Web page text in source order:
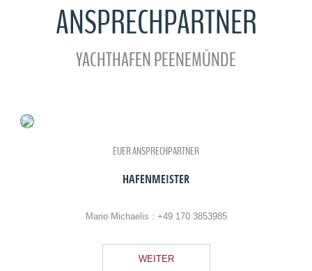
ANSPRECHPARTNER
YACHTHAFEN PEENEMÜNDE
EUER ANSPRECHPARTNER
HAFENMEISTER
Mario Michaelis : +49 170 3853985
WEITER